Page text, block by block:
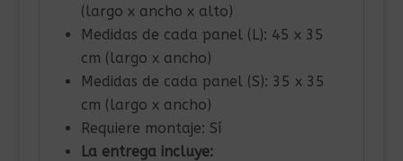
(largo x ancho x alto)
Medidas de cada panel (L): 45 x 35
cm (largo x ancho)
Medidas de cada panel (S): 35 x 35
cm (largo x ancho)
Requiere montaje: Sí
La entrega incluye: